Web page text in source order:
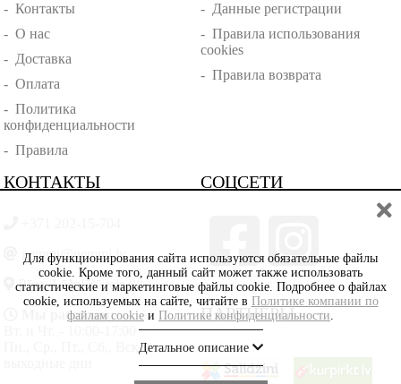
-Контакты
-О нас
- Доставка
-Оплата
-Политика
конфиденциальности
-Правила
- Данные регистрации
- Правила использования
cookies
- Правила возврата
КОНТАКТЫ
gemmi@gemmi.lv
Rīga, Lāčplēšā iela 88
Мы работаем:
Пн., Ср., Пт., Сб., Вскр. -
СОЦСЕТИ
ПАРТНЁРЫ
Для функционирования сайта используются обязательные файлы
cookie. Кроме того, данный сайт может также использовать
статистические и маркетинговые файлы cookie. Подробнее о файлах
cookie, используемых на сайте, читайте в Политике компании по
файлам cookie и Политике конфиденциальности.
Детальное описание